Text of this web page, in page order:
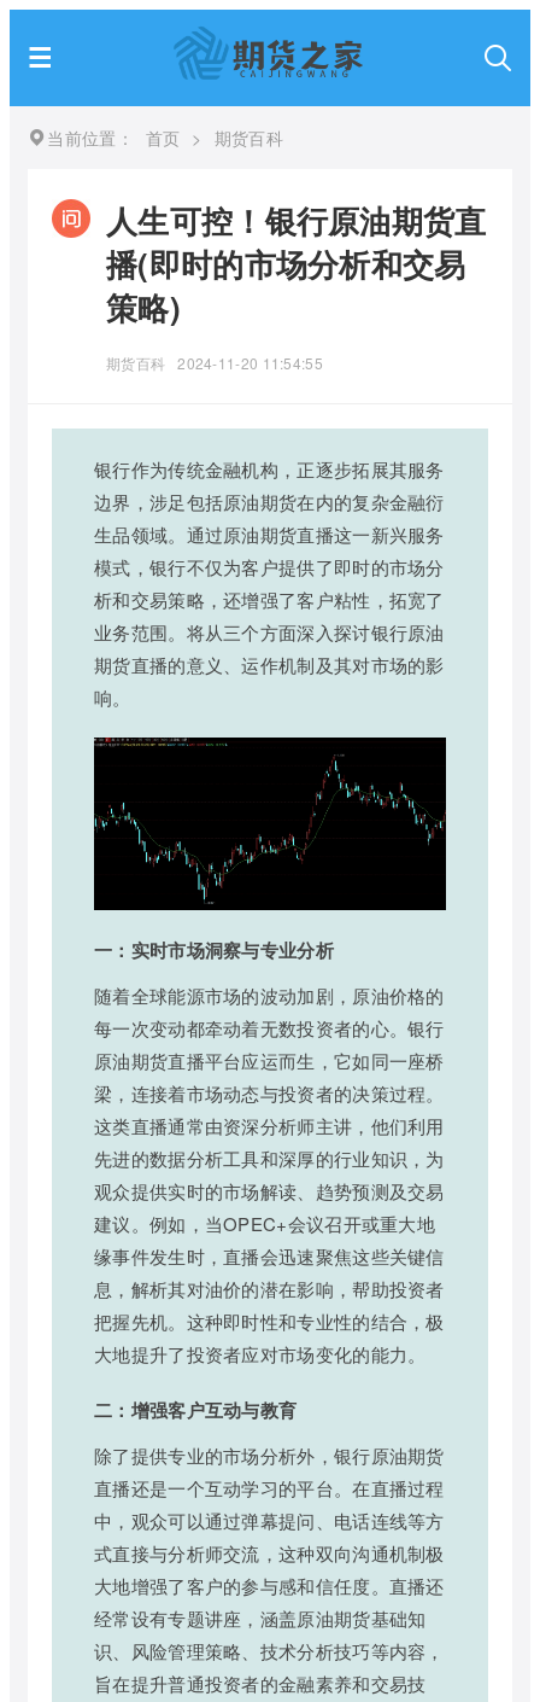
当前位置： 首页 > 期货百科
人生可控！银行原油期货直
播(即时的市场分析和交易
策略)
期货百科 2024-11-20 11:54:55
银行作为传统金融机构，正逐步拓展其服务
边界，涉足包括原油期货在内的复杂金融衍
生品领域。通过原油期货直播这一新兴服务
模式，银行不仅为客户提供了即时的市场分
析和交易策略，还增强了客户粘性，拓宽了
业务范围。将从三个方面深入探讨银行原油
期货直播的意义、运作机制及其对市场的影
响。
一：实时市场洞察与专业分析
随着全球能源市场的波动加剧，原油价格的
每一次变动都牵动着无数投资者的心。银行
原油期货直播平台应运而生，它如同一座桥
梁，连接着市场动态与投资者的决策过程。
这类直播通常由资深分析师主讲，他们利用
先进的数据分析工具和深厚的行业知识，为
观众提供实时的市场解读、趋势预测及交易
建议。例如，当OPEC+会议召开或重大地
缘事件发生时，直播会迅速聚焦这些关键信
息，解析其对油价的潜在影响，帮助投资者
把握先机。这种即时性和专业性的结合，极
大地提升了投资者应对市场变化的能力。
二：增强客户互动与教育
除了提供专业的市场分析外，银行原油期货
直播还是一个互动学习的平台。在直播过程
中，观众可以通过弹幕提问、电话连线等方
式直接与分析师交流，这种双向沟通机制极
大地增强了客户的参与感和信任度。直播还
经常设有专题讲座，涵盖原油期货基础知
识、风险管理策略、技术分析技巧等内容，
旨在提升普通投资者的金融素养和交易技